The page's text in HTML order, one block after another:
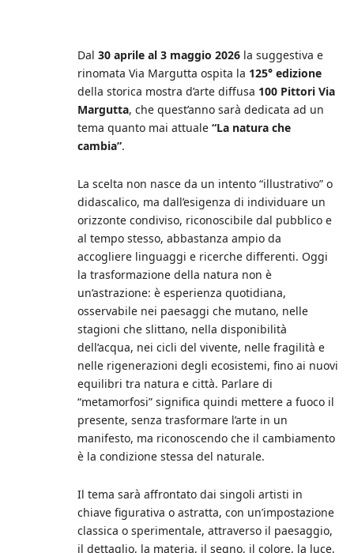
Dal 30 aprile al 3 maggio 2026 la suggestiva e
rinomata Via Margutta ospita la 125° edizione
della storica mostra d’arte diffusa 100 Pittori Via
Margutta, che quest’anno sarà dedicata ad un
tema quanto mai attuale “La natura che
cambia”.
La scelta non nasce da un intento “illustrativo” o
didascalico, ma dall’esigenza di individuare un
orizzonte condiviso, riconoscibile dal pubblico e
al tempo stesso, abbastanza ampio da
accogliere linguaggi e ricerche differenti. Oggi
la trasformazione della natura non è
un’astrazione: è esperienza quotidiana,
osservabile nei paesaggi che mutano, nelle
stagioni che slittano, nella disponibilità
dell’acqua, nei cicli del vivente, nelle fragilità e
nelle rigenerazioni degli ecosistemi, fino ai nuovi
equilibri tra natura e città. Parlare di
“metamorfosi” significa quindi mettere a fuoco il
presente, senza trasformare l’arte in un
manifesto, ma riconoscendo che il cambiamento
è la condizione stessa del naturale.
Il tema sarà affrontato dai singoli artisti in
chiave figurativa o astratta, con un’impostazione
classica o sperimentale, attraverso il paesaggio,
il dettaglio, la materia, il segno, il colore, la luce,